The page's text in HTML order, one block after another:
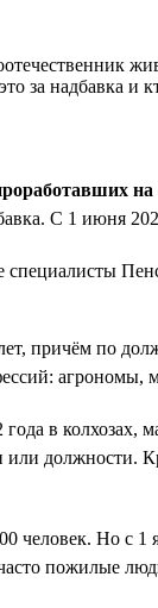
за надбавка и
на
С 1 июня
причём по
агрономы,
в колхозах,
человек. Но с
пожилые